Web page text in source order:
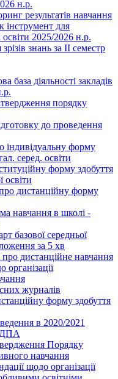
н.р.
результатів навчання
інструмент для
2025/2026 н.р.
знань за ІІ семестр
база діяльності закладів
порядку
до проведення
форму
серед. освіти
форму здобуття
освіти
дистанційну форму
навчання в школі -
базової середньої
за 5 хв
дистанційне навчання
журналів
форму здобуття
в 2020/2021
ДПА
Порядку
навчання
щодо організації